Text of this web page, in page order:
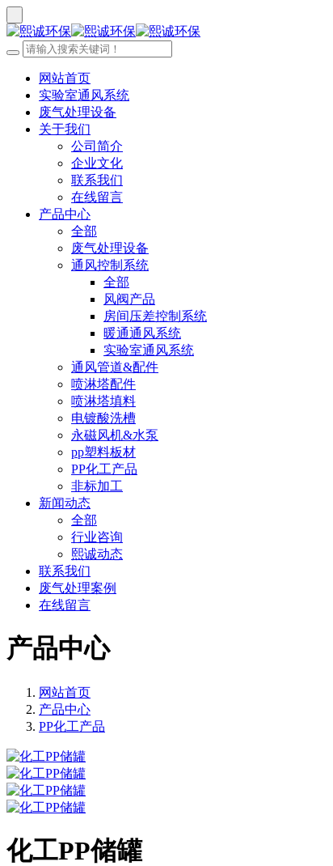
网站首页
实验室通风系统
废气处理设备
关于我们
公司简介
企业文化
联系我们
在线留言
产品中心
全部
废气处理设备
通风控制系统
全部
风阀产品
房间压差控制系统
暖通通风系统
实验室通风系统
通风管道&配件
喷淋塔配件
喷淋塔填料
电镀酸洗槽
永磁风机&水泵
pp塑料板材
PP化工产品
非标加工
新闻动态
全部
行业咨询
熙诚动态
联系我们
废气处理案例
在线留言
产品中心
网站首页
产品中心
PP化工产品
化工PP储罐